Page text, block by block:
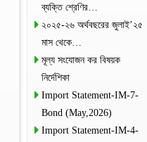
ব্যক্তি শ্রেণির…
২০২৫-২৬ অর্থবছরের জুলাই’২৫
মাস থেকে…
মূল্য সংযোজন কর বিষয়ক
নির্দেশিকা
Import Statement-IM-7-
Bond (May,2026)
Import Statement-IM-4-